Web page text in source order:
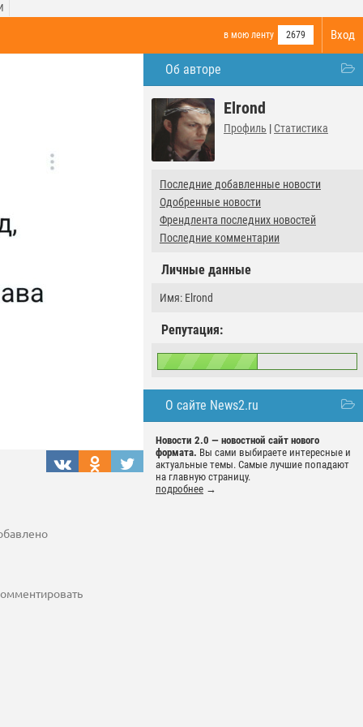
Вход
в мою ленту 2679
Об авторе
Elrond
Профиль | Статистика
Последние добавленные новости
Одобренные новости
Френдлента последних новостей
Последние комментарии
Личные данные
Имя: Elrond
Репутация:
О сайте News2.ru
Новости 2.0 — новостной сайт нового
формата. Вы сами выбираете интересные и
актуальные темы. Самые лучшие попадают
на главную страницу.
подробнее →